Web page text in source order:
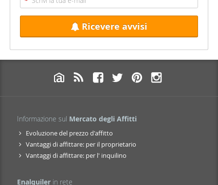
Ricevere avvisi
Informazione sul Mercato degli Affitti
Evoluzione del prezzo d'affitto
Vantaggi di affittare: per il proprietario
Vantaggi di affittare: per l' inquilino
Enalquiler in rete